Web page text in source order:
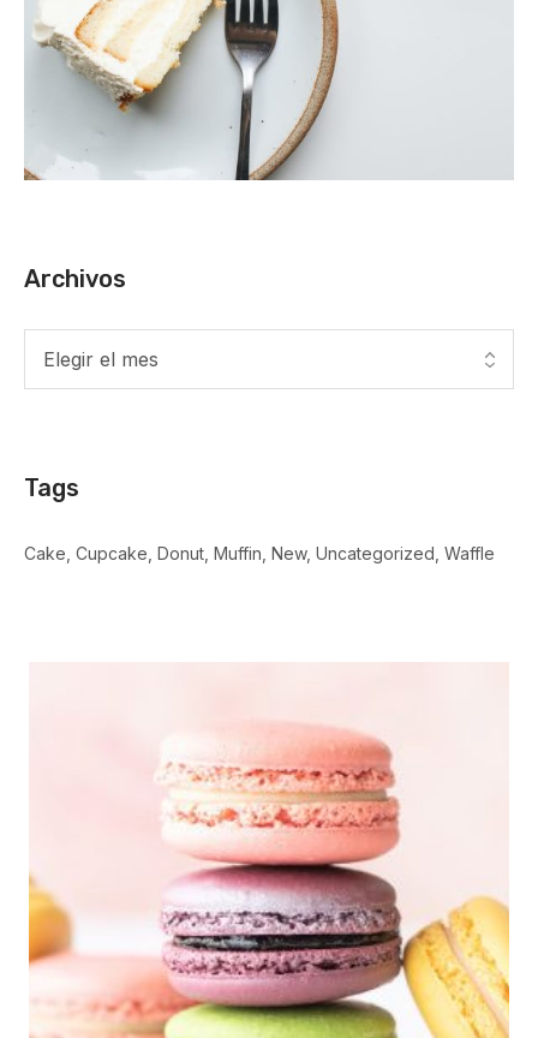
Archivos
Tags
Cake Cupcake Donut Muffin New Uncategorized Waffle